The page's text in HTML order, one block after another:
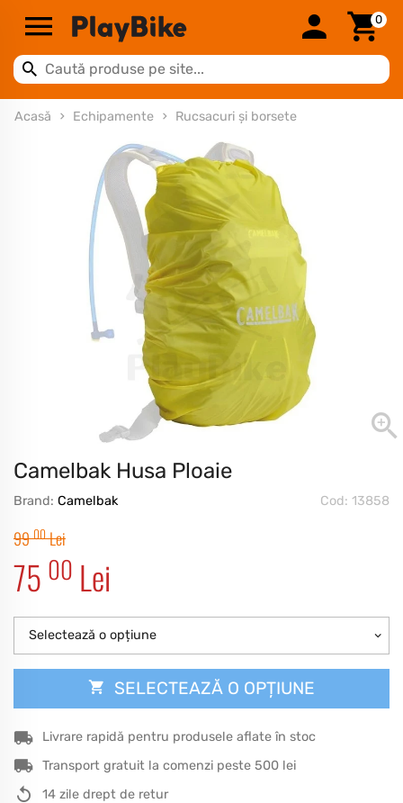
0
Acasă Echipamente Rucsacuri și borsete
Camelbak Husa Ploaie
Brand: Camelbak Cod: 13858
75 00 Lei
9900 Lei
Selectează o opțiune
SELECTEAZĂ O OPȚIUNE
Livrare rapidă pentru produsele aflate în stoc
Transport gratuit la comenzi peste 500 lei
14 zile drept de retur